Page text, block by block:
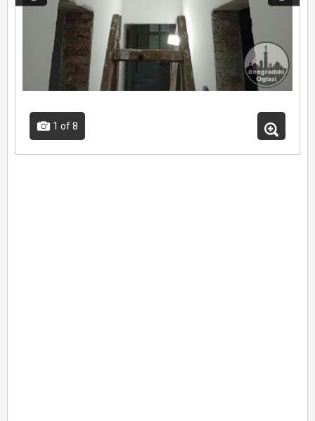
1 of 8